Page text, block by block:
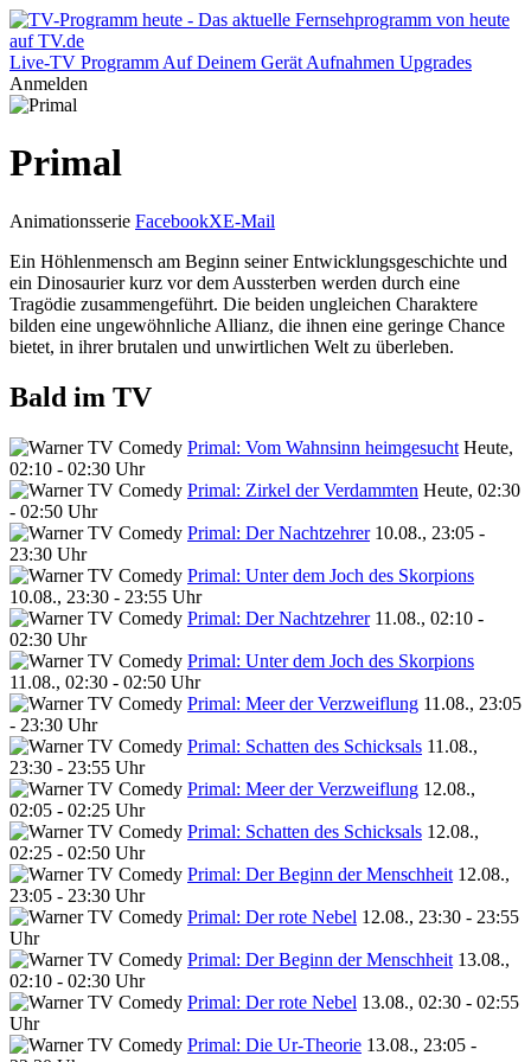
Live-TV Programm Auf Deinem Gerät Aufnahmen Upgrades
Anmelden
Primal
Animationsserie FacebookXE-Mail
Ein Höhlenmensch am Beginn seiner Entwicklungsgeschichte und
ein Dinosaurier kurz vor dem Aussterben werden durch eine
Tragödie zusammengeführt. Die beiden ungleichen Charaktere
bilden eine ungewöhnliche Allianz, die ihnen eine geringe Chance
bietet, in ihrer brutalen und unwirtlichen Welt zu überleben.
Bald im TV
Primal: Vom Wahnsinn heimgesucht Heute,
02:10 - 02:30 Uhr
Primal: Zirkel der Verdammten Heute, 02:30
- 02:50 Uhr
Primal: Der Nachtzehrer 10.08., 23:05 -
23:30 Uhr
Primal: Unter dem Joch des Skorpions
10.08., 23:30 - 23:55 Uhr
Primal: Der Nachtzehrer 11.08., 02:10 -
02:30 Uhr
Primal: Unter dem Joch des Skorpions
11.08., 02:30 - 02:50 Uhr
Primal: Meer der Verzweiflung 11.08., 23:05
- 23:30 Uhr
Primal: Schatten des Schicksals 11.08.,
23:30 - 23:55 Uhr
Primal: Meer der Verzweiflung 12.08.,
02:05 - 02:25 Uhr
Primal: Schatten des Schicksals 12.08.,
02:25 - 02:50 Uhr
Primal: Der Beginn der Menschheit 12.08.,
23:05 - 23:30 Uhr
Primal: Der rote Nebel 12.08., 23:30 - 23:55
Uhr
Primal: Der Beginn der Menschheit 13.08.,
02:10 - 02:30 Uhr
Primal: Der rote Nebel 13.08., 02:30 - 02:55
Uhr
Primal: Die Ur-Theorie 13.08., 23:05 -